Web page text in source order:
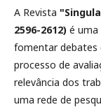
A Revista
2596-2612) é uma
fomentar debates
processo de
relevância dos
uma rede de